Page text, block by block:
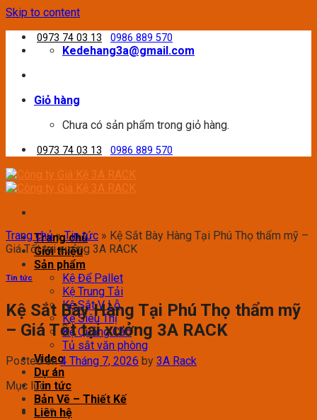
Skip to content
0973 74 03 13 0986 889 570
Kedehang3a@gmail.com
Giỏ hàng
Chưa có sản phẩm trong giỏ hàng.
0973 74 03 13 0986 889 570
Trang chủ
Giới thiệu
Sản phẩm
Kệ Để Pallet
Kệ Trung Tải
Kệ Sắt V Lỗ
Kệ Siêu Thị
Kệ Quảng Cáo
Tủ sắt văn phòng
Video
Dự án
Tin tức
Bản Vẽ – Thiết Kế
Liên hệ
Trang chủ»Tin tức » Kệ Sắt Bày Hàng Tại Phú Thọ thẩm mỹ –
Giá Tốt tại xưởng 3A RACK
Tin tức
Kệ Sắt Bày Hàng Tại Phú Thọ thẩm mỹ
– Giá Tốt tại xưởng 3A RACK
Posted on4 Tháng 7, 2026 by 3A Rack
Mục lục